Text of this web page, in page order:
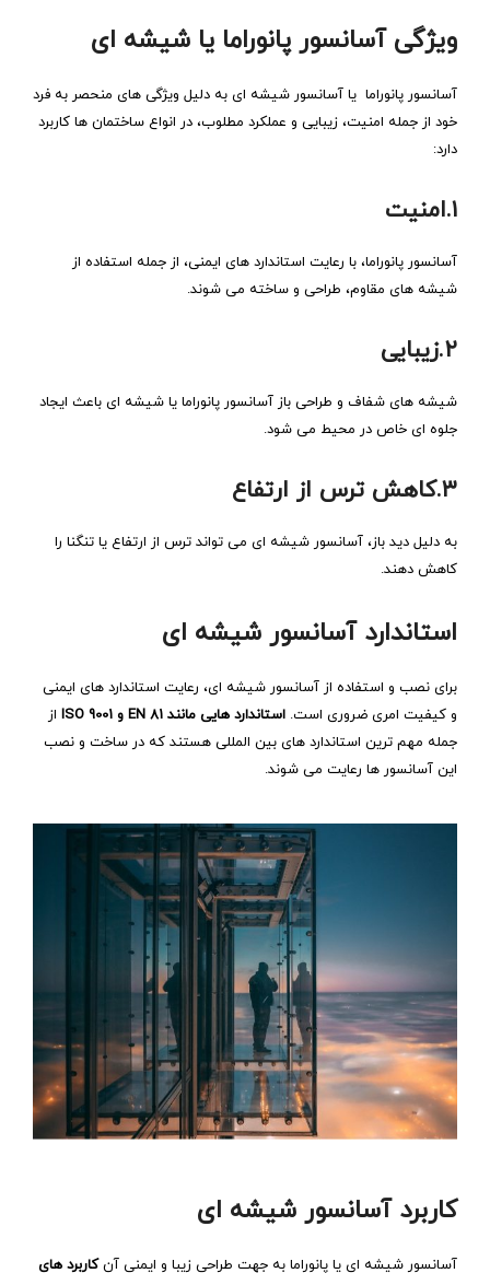
ویژگی‌ آسانسور پانوراما یا شیشه ای
آسانسور پانوراما یا آسانسور شیشه ای به دلیل ویژگی ‌های منحصر به فرد
خود از جمله امنیت، زیبایی و عملکرد مطلوب، در انواع ساختمان‌ ها کاربرد
دارد:
۱.امنیت
آسانسور پانوراما، با رعایت استاندارد های ایمنی، از جمله استفاده از
شیشه‌ های مقاوم، طراحی و ساخته می ‌شوند.
۲.زیبایی
شیشه ‌های شفاف و طراحی باز آسانسور پانوراما یا شیشه ای باعث ایجاد
جلوه‌ ای خاص در محیط می ‌شود.
۳.کاهش ترس از ارتفاع
به دلیل دید باز، آسانسور شیشه ای می‌ تواند ترس از ارتفاع یا تنگنا را
کاهش دهند.
استاندارد آسانسور شیشه‌ ای
برای نصب و استفاده از آسانسور شیشه ‌ای، رعایت استاندارد های ایمنی
و کیفیت امری ضروری است. استاندارد هایی مانند EN 81 و ISO 9001
از
جمله مهم‌ ترین استاندارد های بین‌ المللی هستند که در ساخت و نصب
این آسانسور ها رعایت می‌ شوند.
کاربرد آسانسور شیشه ‌ای
آسانسور شیشه ای یا پانوراما به جهت طراحی زیبا و ایمنی آنکاربرد های